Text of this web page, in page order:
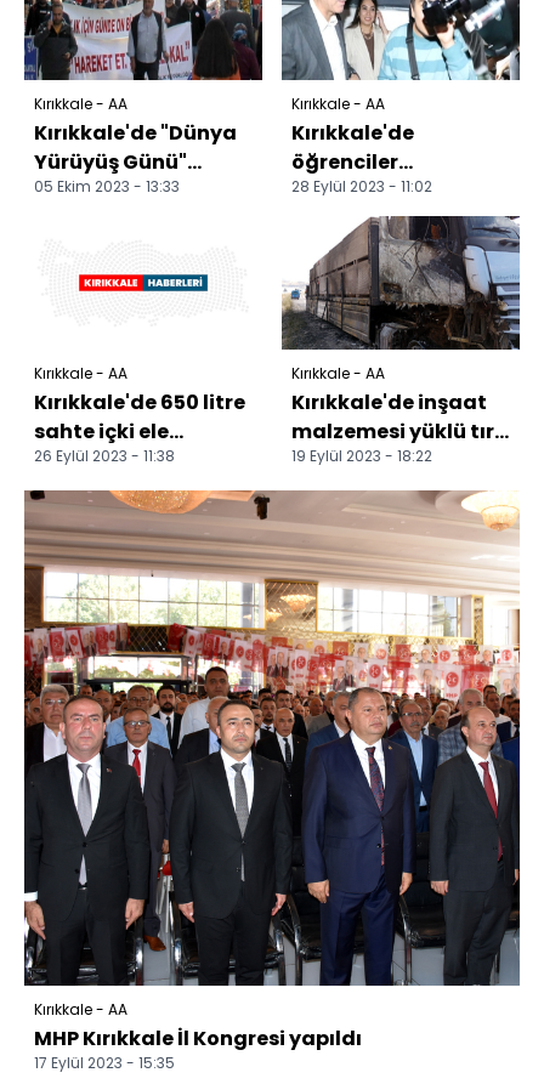
Kırıkkale - AA
Kırıkkale'de "Dünya
Yürüyüş Günü"
etkinliği düzenlendi
05 Ekim 2023 - 13:33
Kırıkkale - AA
Kırıkkale'de
öğrenciler
gökyüzünü inceledi
28 Eylül 2023 - 11:02
Kırıkkale - AA
Kırıkkale'de 650 litre
sahte içki ele
geçirildi
26 Eylül 2023 - 11:38
Kırıkkale - AA
Kırıkkale'de inşaat
malzemesi yüklü tır
yandı
19 Eylül 2023 - 18:22
Kırıkkale - AA
MHP Kırıkkale İl Kongresi yapıldı
17 Eylül 2023 - 15:35